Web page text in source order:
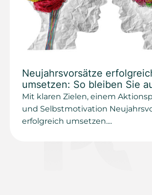
Neujahrsvorsätze
umsetzen: So bleiben Sie
Mit klaren Zielen, einem
und Selbstmotivation
erfolgreich umsetzen....